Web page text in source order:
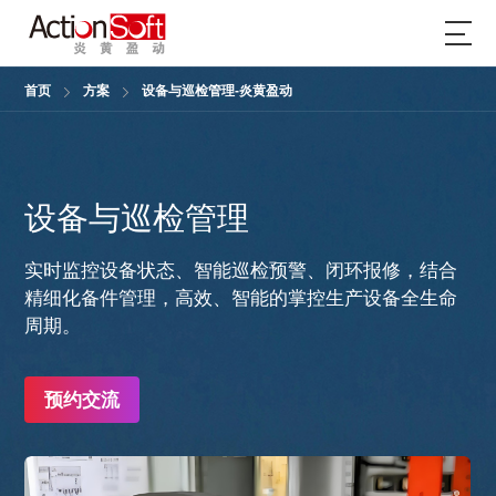
首页 方案 设备与巡检管理-炎黄盈动
设备与巡检管理
实时监控设备状态、智能巡检预警、闭环报修，结合
精细化备件管理，高效、智能的掌控生产设备全生命
周期。
预约交流